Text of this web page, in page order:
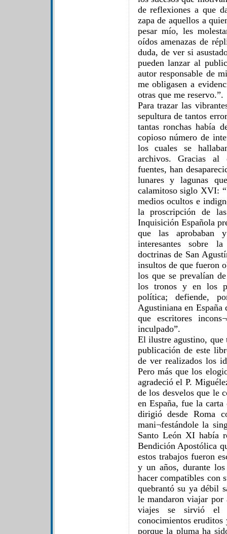
de reflexiones a que
zapa de aquellos a
pesar mío, les
oídos amenazas de
duda, de ver si
pueden lanzar al
autor responsable de
me obligasen a
otras que me reservo.”.
Para trazar las
sepultura de tantos
tantas ronchas había
copioso número de
los cuales se
archivos. Gracias al
fuentes, han
lunares y lagunas
calamitoso siglo XVI:
medios ocultos e
la proscripción de
Inquisición Española
que las aprobaban
interesantes sobre
doctrinas de San
insultos de que fueron
los que se prevalían
los tronos y en los
política; defiende,
Agustiniana en España
que escritores
inculpado”.
El ilustre agustino, que
publicación de este
de ver realizados los
Pero más que los
agradeció el P.
de los desvelos que le
en España, fue la
dirigió desde Roma
mani¬festándole la
Santo León XI había
Bendición Apostólica
estos trabajos fueron
y un años, durante
hacer compatibles con
quebrantó su ya débil
le mandaron viajar por
viajes se sirvió el
conocimientos
porque la pluma ha